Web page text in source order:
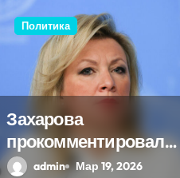
Политика
Захарова
прокомментировала
выдачу российского
admin Мар 19, 2026